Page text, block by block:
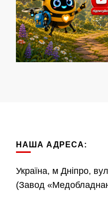
НАША АДРЕСА:
Україна, м Дніпро,
(Завод